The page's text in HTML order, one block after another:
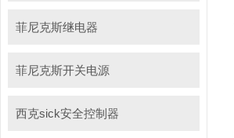
菲尼克斯继电器
菲尼克斯开关电源
西克sick安全控制器